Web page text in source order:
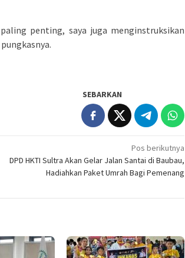
penting, saya juga menginstruksikan
SEBARKAN
Pos berikutnya
DPD HKTI Sultra Akan Gelar Jalan Santai di Baubau,
Hadiahkan Paket Umrah Bagi Pemenang